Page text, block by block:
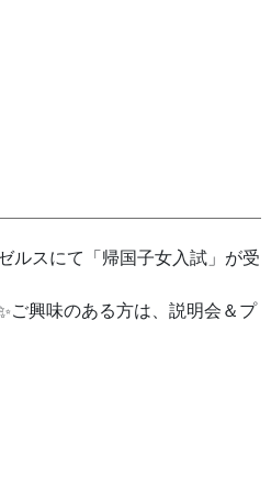
ルスにて「帰国子女入試」が受
ご興味のある方は、説明会＆プ